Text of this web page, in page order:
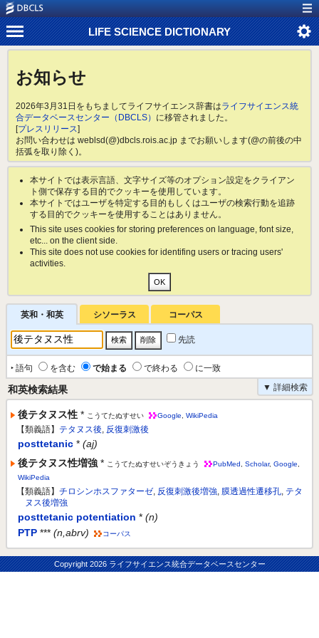
LIFE SCIENCE DICTIONARY
お知らせ
2026年3月31日をもちましてライフサイエンス辞書はライフサイエンス統
合データベースセンター（DBCLS） に移管されました。
[プレスリリース]
お問い合わせは weblsd(@)dbcls.rois.ac.jp までお願いします(@の前後の中
括弧を取り除く)。
本サイトでは表示言語、文字サイズ等のオプション設定をクライアン
ト側で保存する目的でクッキーを使用しています。
本サイトではユーザを特定する目的もしくはユーザの検索行動を追跡
する目的でクッキーを使用することはありません。
This site uses cookies for storing preferences on language, font size,
etc... on the client side.
This site does not use cookies for identifing users or tracing users'
activities.
英和・和英 シソーラス コーパス
先読
‣ 語句 を含む で始まる で終わる
に一致
▼ 詳細検索
和英検索結果
後テタヌス性 * こうてたぬすせい Google WikiPedia
【類義語】 テタヌス後, 反復刺激後
posttetanic * (aj)
後テタヌス性増強 * こうてたぬすせいぞうきょう PubMed Scholar, Google
WikiPedia
【類義語】 チロシンホスファターゼ, 反復刺激後増強, 膜透過性遷移孔, テタ
ヌス後増強
posttetanic potentiation * (n)
PTP *** (n,abrv) コーパス
Copyright2026 ライフサイエンス統合データベースセンター